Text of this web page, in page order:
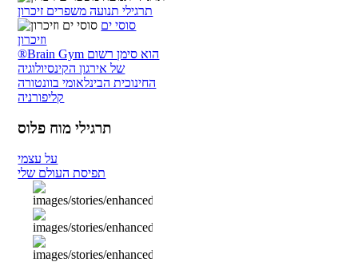
תרגילי תנועה משפרים זיכרון
סוסי ים
וזיכרון
®Brain Gym הוא סימן רשום
של אירגון הקינסיולוגיה
החינוכית הבינלאומי בוונטורה
קליפורניה
תרגילי מוח פלוס
על עצמי
תפיסת העולם שלי